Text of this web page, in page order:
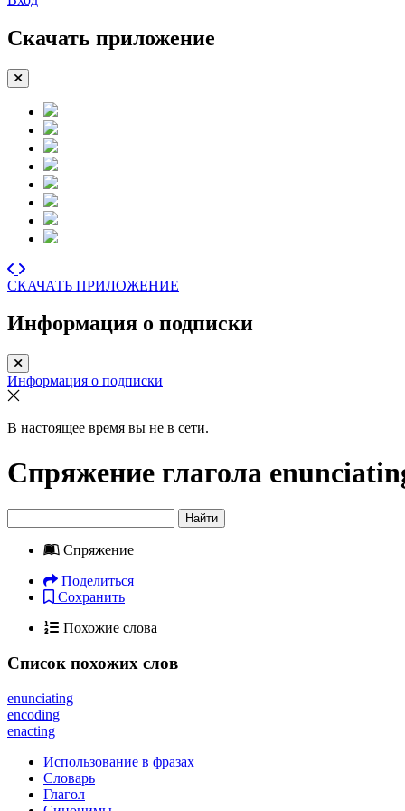
Скачать приложение
СКАЧАТЬ ПРИЛОЖЕНИЕ
Информация о подписки
Информация о подписки
В настоящее время вы не в сети.
Спряжение глагола
Найти
Спряжение
Поделиться
Сохранить
Похожие слова
Список похожих слов
enunciating
encoding
enacting
Использование в фразах
Словарь
Глагол